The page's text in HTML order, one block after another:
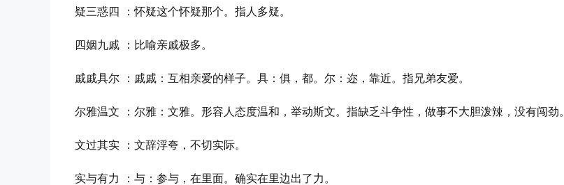
疑三惑四 ：怀疑这个怀疑那个。指人多疑。
四姻九戚 ：比喻亲戚极多。
戚戚具尔 ：戚戚：互相亲爱的样子。具：俱，都。尔：迩，靠近。指兄弟友爱。
尔雅温文 ：尔雅：文雅。形容人态度温和，举动斯文。指缺乏斗争性，做事不大胆泼辣，没有闯劲。
文过其实 ：文辞浮夸，不切实际。
实与有力 ：与：参与，在里面。确实在里边出了力。